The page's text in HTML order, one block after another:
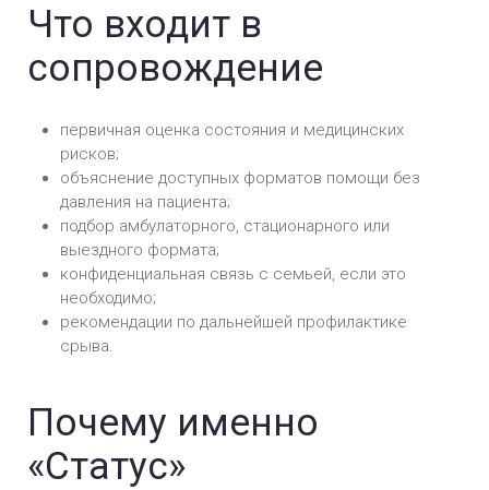
Что входит в
сопровождение
первичная оценка состояния и медицинских
рисков;
объяснение доступных форматов помощи без
давления на пациента;
подбор амбулаторного, стационарного или
выездного формата;
конфиденциальная связь с семьей, если это
необходимо;
рекомендации по дальнейшей профилактике
срыва.
Почему именно
«Статус»